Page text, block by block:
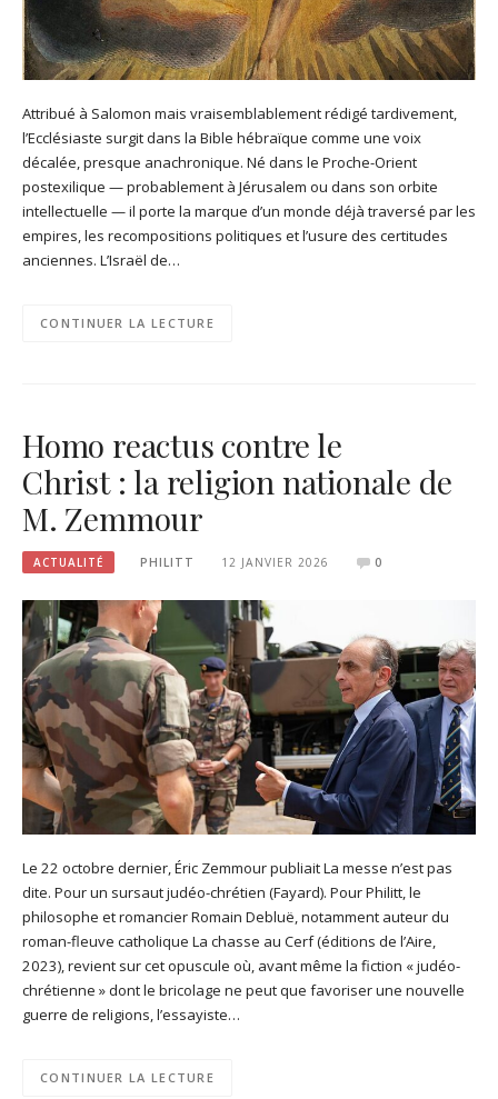
Attribué à Salomon mais vraisemblablement rédigé tardivement,
l’Ecclésiaste surgit dans la Bible hébraïque comme une voix
décalée, presque anachronique. Né dans le Proche-Orient
postexilique — probablement à Jérusalem ou dans son orbite
intellectuelle — il porte la marque d’un monde déjà traversé par les
empires, les recompositions politiques et l’usure des certitudes
anciennes. L’Israël de…
CONTINUER LA LECTURE
Homo reactus contre le
Christ : la religion nationale de
M. Zemmour
ACTUALITÉ PHILITT 12 JANVIER 2026 0
Le 22 octobre dernier, Éric Zemmour publiait La messe n’est pas
dite. Pour un sursaut judéo-chrétien (Fayard). Pour Philitt, le
philosophe et romancier Romain Debluë, notamment auteur du
roman-fleuve catholique La chasse au Cerf (éditions de l’Aire,
2023), revient sur cet opuscule où, avant même la fiction « judéo-
chrétienne » dont le bricolage ne peut que favoriser une nouvelle
guerre de religions, l’essayiste…
CONTINUER LA LECTURE